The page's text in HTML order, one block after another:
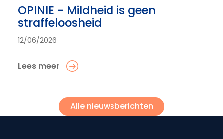
OPINIE - Mildheid is geen
straffeloosheid
12/06/2026
Lees meer
Alle nieuwsberichten